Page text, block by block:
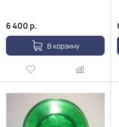
6 400 р.
В корзину